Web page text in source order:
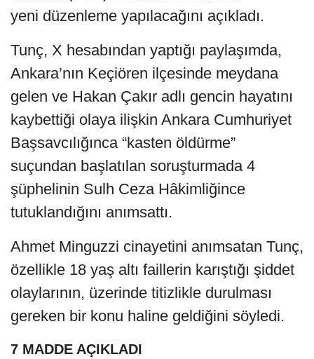
yeni düzenleme yapılacağını açıkladı.
Tunç, X hesabından yaptığı paylaşımda,
Ankara’nın Keçiören ilçesinde meydana
gelen ve Hakan Çakır adlı gencin hayatını
kaybettiği olaya ilişkin Ankara Cumhuriyet
Başsavcılığınca “kasten öldürme”
suçundan başlatılan soruşturmada 4
şüphelinin Sulh Ceza Hâkimliğince
tutuklandığını anımsattı.
Ahmet Minguzzi cinayetini anımsatan Tunç,
özellikle 18 yaş altı faillerin karıştığı şiddet
olaylarının, üzerinde titizlikle durulması
gereken bir konu haline geldiğini söyledi.
7 MADDE AÇIKLADI